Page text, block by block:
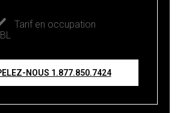
Tarif en occupation
NOUS 1.877.850.7424